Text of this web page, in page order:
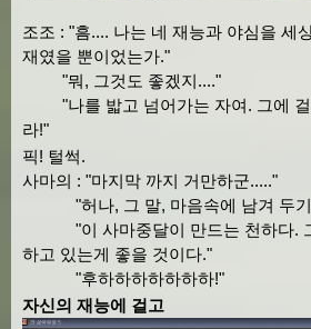
조조 : "흠.... 나는 네 재능과 야심을 세
재였을 뿐이었는가."
"뭐, 그것도 좋겠지...."
"나를 밟고 넘어가는 자여. 그에 걸
라!"
픽! 털썩.
사마의 : "마지막 까지 거만하군....."
"허나, 그 말, 마음속에 남겨 두기
"이 사마중달이 만드는 천하다. 그
하고 있는게 좋을 것이다."
"후하하하하하하하!"
자신의 재능에 걸고